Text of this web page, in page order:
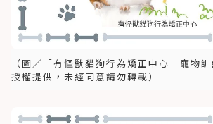
（圖／「有怪獸貓狗行為矯正中心｜寵物
授權提供，未經同意請勿轉載）